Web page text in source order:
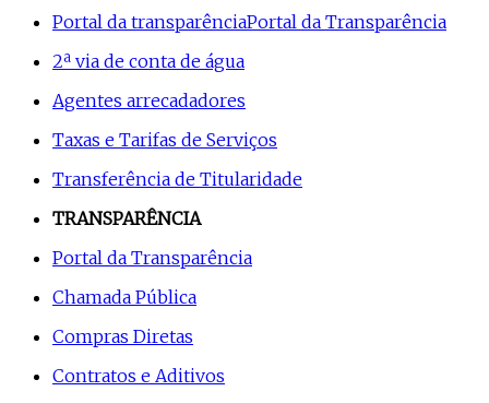
Portal da transparênciaPortal da Transparência
2ª via de conta de água
Agentes arrecadadores
Taxas e Tarifas de Serviços
Transferência de Titularidade
TRANSPARÊNCIA
Portal da Transparência
Chamada Pública
Compras Diretas
Contratos e Aditivos